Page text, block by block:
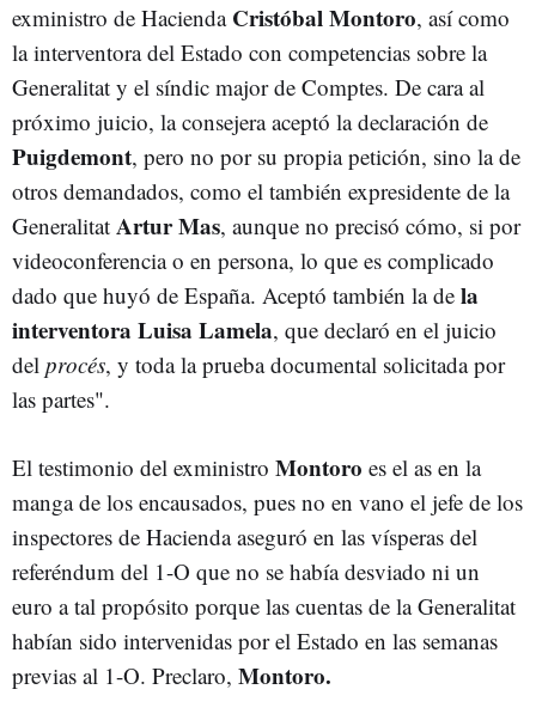
exministro de Hacienda Cristóbal Montoro, así como
la interventora del Estado con competencias sobre la
Generalitat y el síndic major de Comptes. De cara al
próximo juicio, la consejera aceptó la declaración de
Puigdemont, pero no por su propia petición, sino la de
otros demandados, como el también expresidente de la
Generalitat Artur Mas, aunque no precisó cómo, si por
videoconferencia o en persona, lo que es complicado
dado que huyó de España. Aceptó también la de la
interventora Luisa Lamela, que declaró en el juicio
del procés, y toda la prueba documental solicitada por
las partes".
El testimonio del exministro Montoro es el as en la
manga de los encausados, pues no en vano el jefe de los
inspectores de Hacienda aseguró en las vísperas del
referéndum del 1-O que no se había desviado ni un
euro a tal propósito porque las cuentas de la Generalitat
habían sido intervenidas por el Estado en las semanas
previas al 1-O. Preclaro, Montoro.